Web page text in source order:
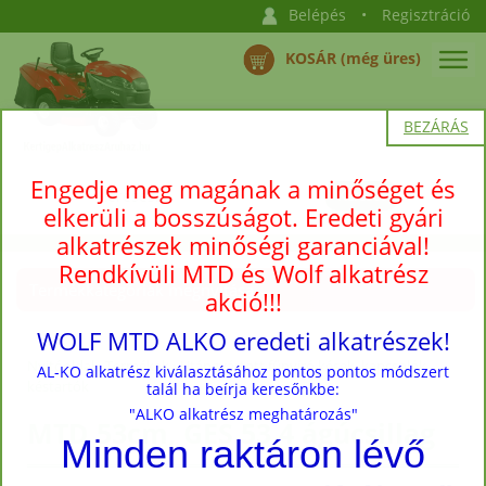
Belépés • Regisztráció
KOSÁR (még üres)
Termékkategóriák megnyitása →
Nyitóoldal›Termékek›Utángyártott fűnyíró kések, kapcsolók,
MTD 53cm, GES 53 4 ágúcsillag
BEZÁRÁS
Engedje meg magának a minőséget és
elkerüli a bosszúságot. Eredeti gyári
alkatrészek minőségi garanciával!
Rendkívüli MTD és Wolf alkatrész
akció!!!
WOLF MTD ALKO eredeti alkatrészek!
AL-KO alkatrész kiválasztásához pontos pontos módszert
talál ha beírja keresőnkbe:
"ALKO alkatrész meghatározás"
Minden raktáron lévő